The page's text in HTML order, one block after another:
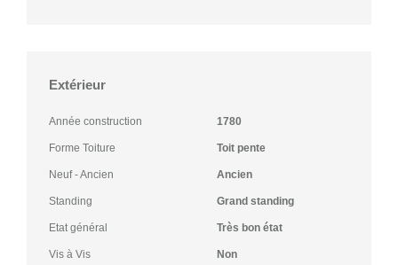
Extérieur
Année construction 1780
Forme Toiture Toit pente
Neuf - Ancien Ancien
Standing Grand standing
Etat général Très bon état
Vis à Vis Non